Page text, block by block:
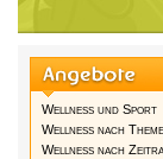
Wellness und Sport
Wellness nach
Wellness nach